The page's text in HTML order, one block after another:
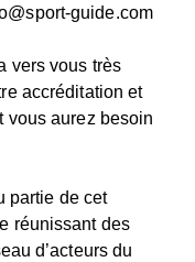
guide.com
vers vous très
accréditation et
vous aurez besoin
partie de cet
réunissant des
d’acteurs du